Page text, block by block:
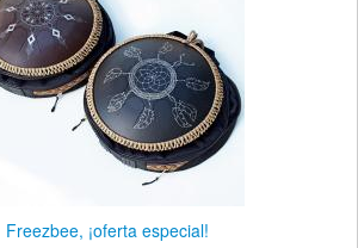
Freezbee, ¡oferta especial!